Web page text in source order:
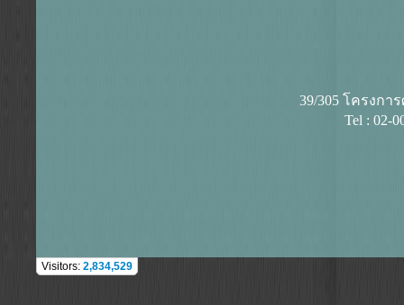
39/305 โครงก
Tel : 02-
Visitors: 2,834,529